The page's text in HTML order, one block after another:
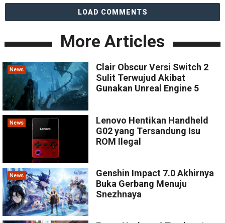
LOAD COMMENTS
More Articles
News
Clair Obscur Versi Switch 2
Sulit Terwujud Akibat
Gunakan Unreal Engine 5
News
Lenovo Hentikan Handheld
G02 yang Tersandung Isu
ROM Ilegal
News
Genshin Impact 7.0 Akhirnya
Buka Gerbang Menuju
Snezhnaya